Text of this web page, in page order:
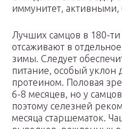
иммунитет,
Лучших самцов в 180-
отсаживают в
зимы. Следует
питание, особый уклон
протеином. Половая
6-8 месяцев, но у
поэтому селезней
месяца старшематок.